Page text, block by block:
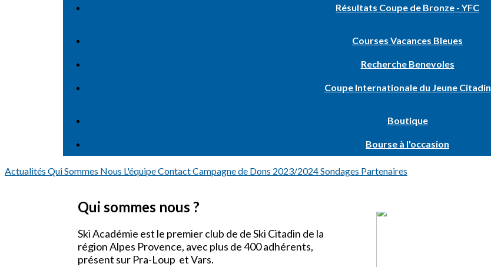
Résultats Coupe de Bronze - YFC
Courses Vacances Bleues
Recherche Benevoles
Coupe Internationale du Jeune Citadin
Boutique
Bourse à l'occasion
Actualités Qui Sommes Nous L'équipeContactCampagne de Dons 2023/2024Sondages Partenaires
Qui sommes nous ?
Ski Académie est le premier club de de Ski Citadin de la
région Alpes Provence, avec plus de 400 adhérents,
présent sur Pra-Loup et Vars.